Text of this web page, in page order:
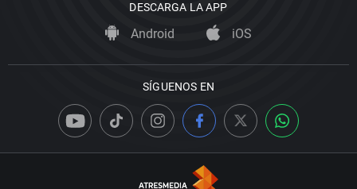
DESCARGA LA APP
Android iOS
SÍGUENOS EN